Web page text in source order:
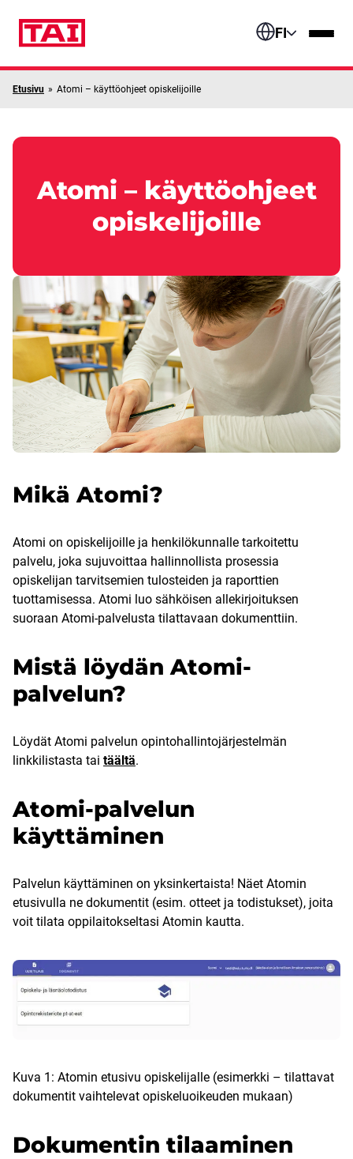
FI
Etusivu » Atomi – käyttöohjeet opiskelijoille
Atomi – käyttöohjeet
opiskelijoille
Mikä Atomi?
Atomi on opiskelijoille ja henkilökunnalle tarkoitettu
palvelu, joka sujuvoittaa hallinnollista prosessia
opiskelijan tarvitsemien tulosteiden ja raporttien
tuottamisessa. Atomi luo sähköisen allekirjoituksen
suoraan Atomi-palvelusta tilattavaan dokumenttiin.
Mistä löydän Atomi-
palvelun?
Löydät Atomi palvelun opintohallintojärjestelmän
linkkilistasta tai täältä.
Atomi-palvelun
käyttäminen
Palvelun käyttäminen on yksinkertaista! Näet Atomin
etusivulla ne dokumentit (esim. otteet ja todistukset), joita
voit tilata oppilaitokseltasi Atomin kautta.
Kuva 1: Atomin etusivu opiskelijalle (esimerkki – tilattavat
dokumentit vaihtelevat opiskeluoikeuden mukaan)
Dokumentin tilaaminen